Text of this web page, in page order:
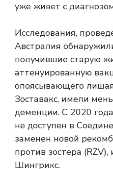
уже живет с
Исследования,
Австралия
получившие старую
аттенуированную
опоясывающего
Зоставакс, имели
деменции. С 2020
не доступен в
заменен новой
против зостера (RZV),
Шингрикс.